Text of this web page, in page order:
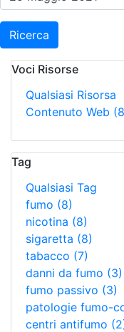
Ricerca
Voci Risorse
Qualsiasi Risorsa
Contenuto Web
Tag
Qualsiasi Tag
fumo (8)
nicotina (8)
sigaretta (8)
tabacco (7)
danni da fumo (3)
fumo passivo (3)
patologie fumo-
centri antifumo